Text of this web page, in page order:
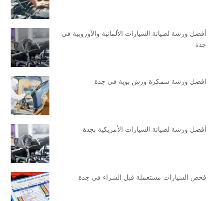
أفضل ورشة لصيانة السيارات الألمانية والأوروبية في
جدة
افضل ورشة سمكرة ورش بوية في جدة
أفضل ورشة لصيانة السيارات الأمريكية بجدة
فحص السيارات مستعملة قبل الشراء في جدة